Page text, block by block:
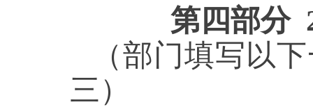
第四部分
（部门填写以
三）